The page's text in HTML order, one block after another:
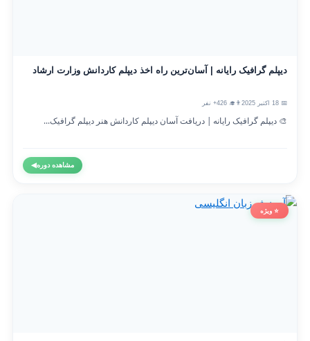
دیپلم گرافیک رایانه | آسان‌ترین راه اخذ دیپلم کاردانش وزارت ارشاد
👨‍🎓 426+ نفر
🎨 دیپلم گرافیک رایانه | دریافت آسان دیپلم کاردانش هنر دیپلم گرافیک...
مشاهده دوره◀
⭐ ویژه